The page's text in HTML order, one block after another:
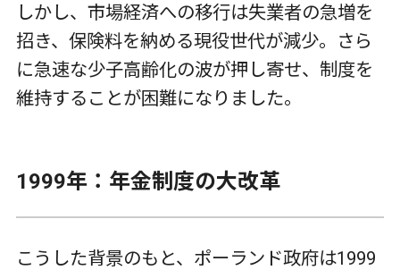
しかし、市場経済への移行は失業者の急増を
招き、保険料を納める現役世代が減少。さら
に急速な少子高齢化の波が押し寄せ、制度を
維持することが困難になりました。
1999年：年金制度の大改革
こうした背景のもと、ポーランド政府は1999